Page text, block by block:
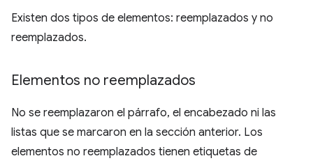
Existen dos tipos de elementos: reemplazados y no
reemplazados.
Elementos no reemplazados
No se reemplazaron el párrafo, el encabezado ni las
listas que se marcaron en la sección anterior. Los
elementos no reemplazados tienen etiquetas de